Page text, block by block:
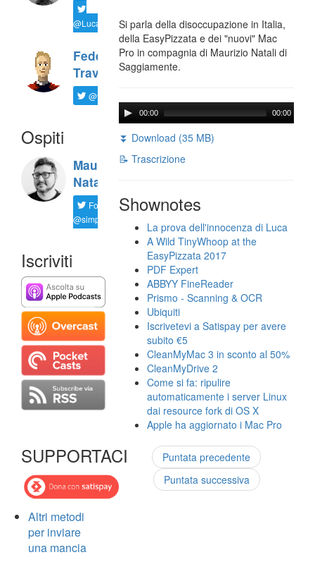
@LucaTNT
Federico
Travaini
@ftrava
Ospiti
Maurizio
Natali
Follow
@simplemal
Iscriviti
SUPPORTACI
Altri metodi
per inviare
una mancia
Si parla della disoccupazione in Italia,
della EasyPizzata e dei "nuovi" Mac
Pro in compagnia di Maurizio Natali di
Saggiamente.
00:00 00:00
⏬ Download (35 MB)
📝 Trascrizione
Shownotes
La prova dell'innocenza di Luca
A Wild TinyWhoop at the
EasyPizzata 2017
PDF Expert
ABBYY FineReader
Prismo - Scanning & OCR
Ubiquiti
Iscrivetevi a Satispay per avere
subito €5
CleanMyMac 3 in sconto al 50%
CleanMyDrive 2
Come si fa: ripulire
automaticamente i server Linux
dai resource fork di OS X
Apple ha aggiornato i Mac Pro
Puntata precedente
Puntata successiva